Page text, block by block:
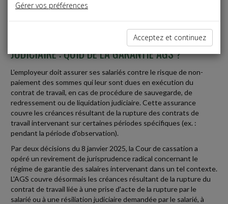
Social
Date: 2025-01-22
PRISE D'ACTE DE LA RUPTURE ET RÉSILIATION
JUDICIAIRE : QUID DE LA GARANTIE AGS ?
L'employeur doit assurer ses salariés contre le risque de non-
paiement des sommes qui leur sont dues en exécution du
contrat de travail, en cas de procédure de sauvegarde, de
redressement ou de liquidation judiciaire. Cette assurance
couvre les créances résultant de la rupture des contrats de
travail intervenant sur certaines périodes spécifiques (ex. :
pendant la période d'observation).
Par deux décisions du 8 janvier 2025, la Cour de cassation a
opéré un revirement de jurisprudence radical concernant le
régime de garantie des salaires intervenant dans un tel contexte.
L'AGS couvre désormais les créances résultant de la rupture du
contrat de travail liée à une prise d'acte de la rupture par le
salarié ou à une résiliation judiciaire demandée par le salarié, à
Gérer vos préférences
Acceptez et continuez